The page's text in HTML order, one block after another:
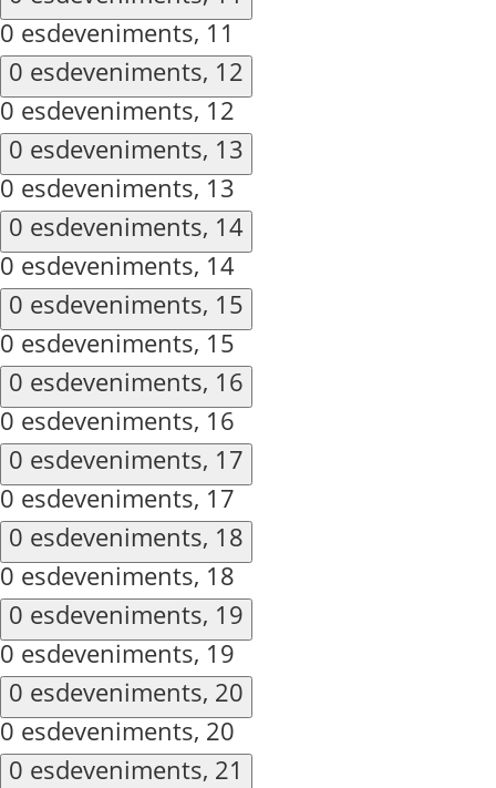
0 esdeveniments, 11
0 esdeveniments, 12
0 esdeveniments, 12
0 esdeveniments, 13
0 esdeveniments, 13
0 esdeveniments, 14
0 esdeveniments, 14
0 esdeveniments, 15
0 esdeveniments, 15
0 esdeveniments, 16
0 esdeveniments, 16
0 esdeveniments, 17
0 esdeveniments, 17
0 esdeveniments, 18
0 esdeveniments, 18
0 esdeveniments, 19
0 esdeveniments, 19
0 esdeveniments, 20
0 esdeveniments, 20
0 esdeveniments, 21